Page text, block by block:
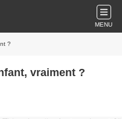
MENU
?
vraiment ?